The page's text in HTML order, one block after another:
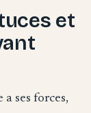
et
ses forces,